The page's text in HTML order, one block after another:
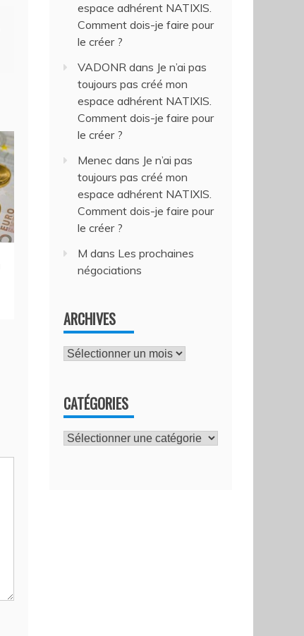
espace adhérent NATIXIS.
Comment dois-je faire pour
le créer ?
VADONR dans Je n’ai pas
toujours pas créé mon
espace adhérent NATIXIS.
Comment dois-je faire pour
le créer ?
Menec dans Je n’ai pas
toujours pas créé mon
espace adhérent NATIXIS.
Comment dois-je faire pour
le créer ?
M dans Les prochaines
négociations
ARCHIVES
Archives
CATÉGORIES
Catégories